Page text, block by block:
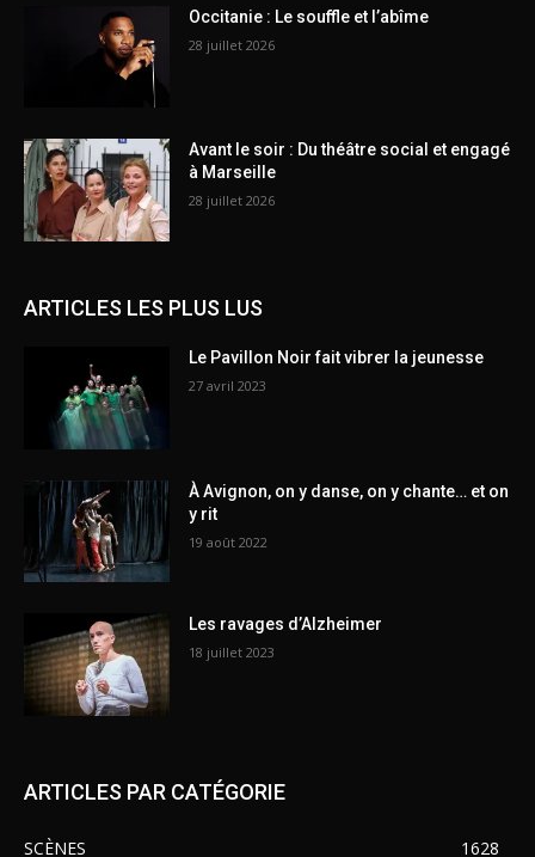
Occitanie : Le souffle et l’abîme
28 juillet 2026
Avant le soir : Du théâtre social et engagé
à Marseille
28 juillet 2026
ARTICLES LES PLUS LUS
Le Pavillon Noir fait vibrer la jeunesse
27 avril 2023
À Avignon, on y danse, on y chante… et on
y rit
19 août 2022
Les ravages d’Alzheimer
18 juillet 2023
ARTICLES PAR CATÉGORIE
SCÈNES
1628